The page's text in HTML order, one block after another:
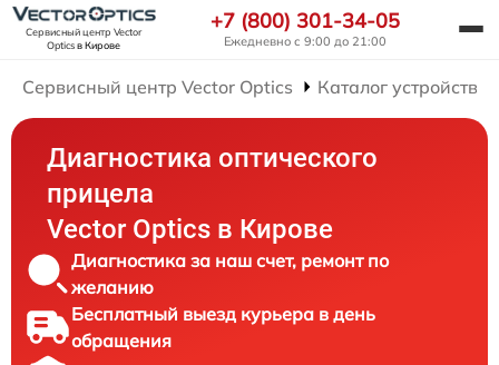
Сервисный центр Vector
Opticsв Кирове
+7 (800) 301-34-05
Ежедневно с 9:00 до 21:00
Сервисный центр Vector Optics Каталог устройств
Диагностика оптического
прицела
Vector Optics в Кирове
Диагностика за наш счет, ремонт по
желанию
Бесплатный выезд курьера в день
обращения